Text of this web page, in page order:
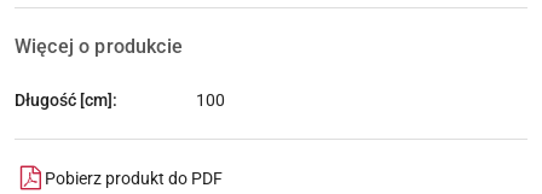
Więcej o produkcie
Długość [cm]: 100
Pobierz produkt do PDF